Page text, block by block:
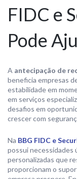
FIDC e
Pode
A antecipação de
beneficia empresas
estabilidade em
em serviços
desafios em
crescer com
Na BBG FIDC e
possui necessidades
personalizadas que
proporcionam o